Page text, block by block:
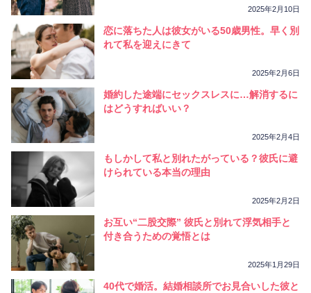
2025年2月10日
恋に落ちた人は彼女がいる50歳男性。早く別
れて私を迎えにきて
2025年2月6日
婚約した途端にセックスレスに…解消するに
はどうすればいい？
2025年2月4日
もしかして私と別れたがっている？彼氏に避
けられている本当の理由
2025年2月2日
お互い“二股交際” 彼氏と別れて浮気相手と
付き合うための覚悟とは
2025年1月29日
40代で婚活。結婚相談所でお見合いした彼と